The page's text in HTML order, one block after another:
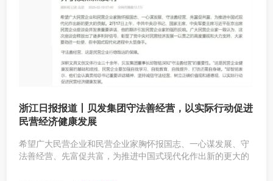
版权所有 贝发集团股份有限公司
浙ICP备11016667号
技
术支持：荣胜网络
浙江日报报道丨贝发集团守法善经营，以实际行动促进
民营经济健康发展
希望广大民营企业和民营企业家胸怀报国志、一心谋发展、守
法善经营、先富促共富，为推进中国式现代化作出新的更大的